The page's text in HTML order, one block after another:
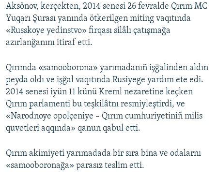
Aksönov, kerçekten, 2014 senesi 26 fevralde Qırım MC
Yuqarı Şurası yanında ötkerilgen miting vaqıtında
«Russkoye yedinstvo» firqası silâlı çatışmağa
azırlanğanını itiraf etti.
Qırımda «samooborona» yarımadanıñ işğalinden aldın
peyda oldı ve işğal vaqıtında Rusiyege yardım ete edi.
2014 senesi iyün 11 künü Kreml nezaretine keçken
Qırım parlamenti bu teşkilâtnı resmiyleştirdi, ve
«Narodnoye opolçeniye – Qırım cumhuriyetiniñ milis
quvetleri aqqında» qanun qabul etti.
Qırım akimiyeti yarımadada bir sıra bina ve odalarnı
«samooboronağa» parasız teslim etti.